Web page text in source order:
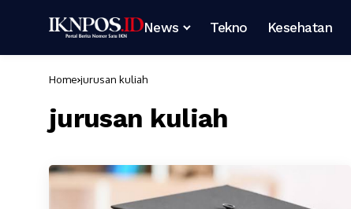
News Tekno Kesehatan
Home jurusan kuliah
jurusan kuliah